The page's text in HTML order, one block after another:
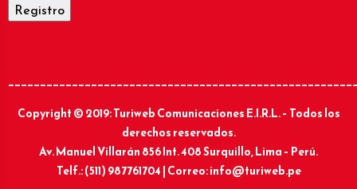
Copyright © 2019: Turiweb Comunicaciones E.I.R.L. – Todos los
derechos reservados.
Av. Manuel Villarán 856 Int. 408 Surquillo, Lima – Perú.
Telf.: (511) 987761704 | Correo: info@turiweb.pe